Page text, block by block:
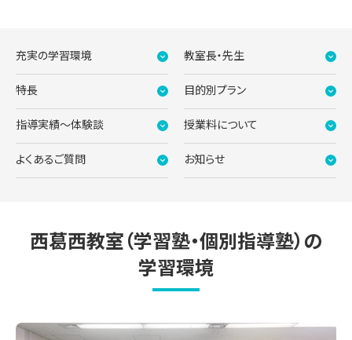
充実の学習環境 教室長・先生
特長 目的別プラン
指導実績〜体験談 授業料について
よくあるご質問 お知らせ
西葛西教室（学習塾・個別指導塾）の
学習環境